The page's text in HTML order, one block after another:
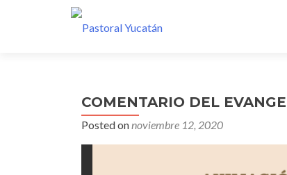
COMENTARIO DEL
Posted onnoviembre 12, 2020